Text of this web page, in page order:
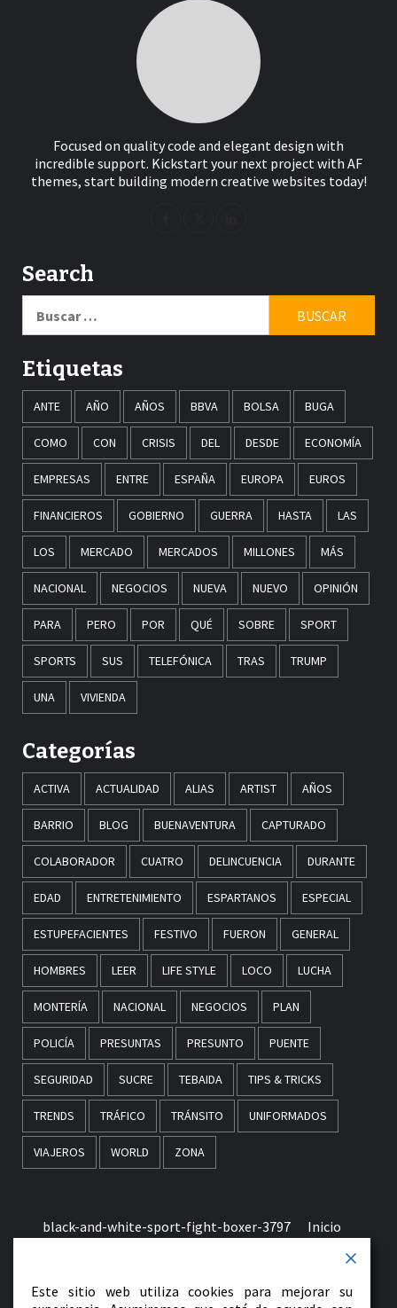
Focused on quality code and elegant design with
incredible support. Kickstart your next project with AF
themes, start building modern creative websites today!
Search
Etiquetas
ANTE AÑO AÑOS BBVA BOLSA BUGA
COMO CON CRISIS DEL DESDE ECONOMÍA
EMPRESAS ENTRE ESPAÑA EUROPA EUROS
FINANCIEROS GOBIERNO GUERRA HASTA LAS
LOS MERCADO MERCADOS MILLONES MÁS
NACIONAL NEGOCIOS NUEVA NUEVO OPINIÓN
PARA PERO POR QUÉ SOBRE SPORT
SPORTS SUS TELEFÓNICA TRAS TRUMP
UNA VIVIENDA
Categorías
ACTIVA ACTUALIDAD ALIAS ARTIST AÑOS
BARRIO BLOG BUENAVENTURA CAPTURADO
COLABORADOR CUATRO DELINCUENCIA DURANTE
EDAD ENTRETENIMIENTO ESPARTANOS ESPECIAL
ESTUPEFACIENTES FESTIVO FUERON GENERAL
HOMBRES LEER LIFE STYLE LOCO LUCHA
MONTERÍA NACIONAL NEGOCIOS PLAN
POLICÍA PRESUNTAS PRESUNTO PUENTE
SEGURIDAD SUCRE TEBAIDA TIPS & TRICKS
TRENDS TRÁFICO TRÁNSITO UNIFORMADOS
VIAJEROS WORLD ZONA
black-and-white-sport-fight-boxer-3797 Inicio
Este sitio web utiliza cookies para mejorar su